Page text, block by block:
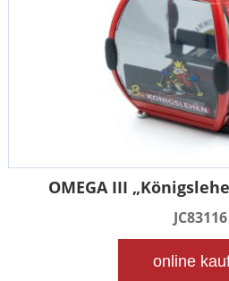
OMEGA III
JC83116
online